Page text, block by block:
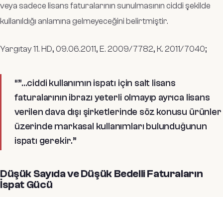
veya sadece lisans faturalarının sunulmasının ciddi şekilde
kullanıldığı anlamına gelmeyeceğini belirtmiştir.
Yargıtay 11. HD, 09.06.2011, E. 2009/7782, K. 2011/7040;
“”…ciddi kullanımın ispatı için salt lisans
faturalarının ibrazı yeterli olmayıp ayrıca lisans
verilen dava dışı şirketlerinde söz konusu ürünler
üzerinde markasal kullanımları bulunduğunun
ispatı gerekir.”
Düşük Sayıda ve Düşük Bedelli Faturaların
İspat Gücü